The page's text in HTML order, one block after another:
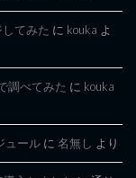
てみた に kouka よ
調べてみた に kouka
ュール に 名無し より